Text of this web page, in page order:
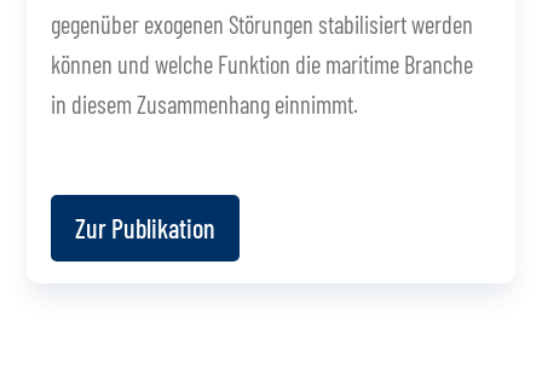
gegenüber exogenen Störungen stabilisiert werden
können und welche Funktion die maritime Branche
in diesem Zusammenhang einnimmt.
Zur Publikation